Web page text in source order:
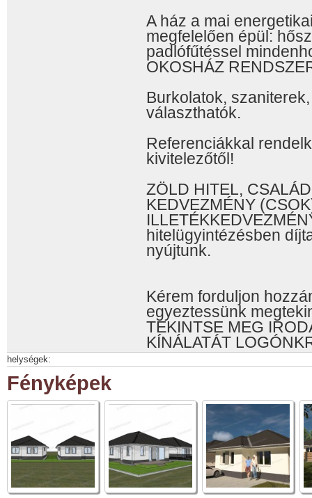
A ház a mai
megfelelően épül:
padlófűtéssel
OKOSHÁZ
Burkolatok,
választhatók.
Referenciákkal
kivitelezőtől!
ZÖLD HITEL,
KEDVEZMÉNY
hitelügyintézésben
nyújtunk.
Kérem forduljon
egyeztessünk
TEKINTSE MEG
KÍNÁLATÁT
helységek:
Fényképek